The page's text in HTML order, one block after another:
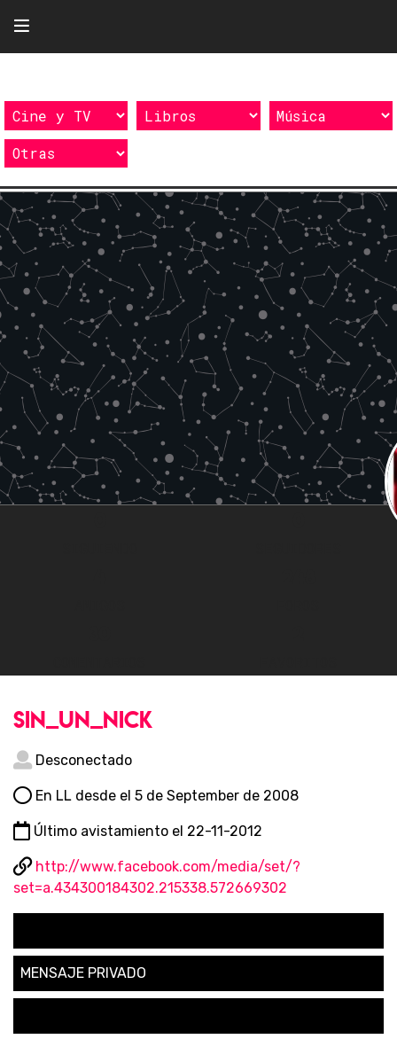
sin_un_nick
Desconectado
En LL desde el 5 de September de 2008
Último avistamiento el 22-11-2012
http://www.facebook.com/media/set/?
set=a.434300184302.215338.572669302
MENSAJE PRIVADO